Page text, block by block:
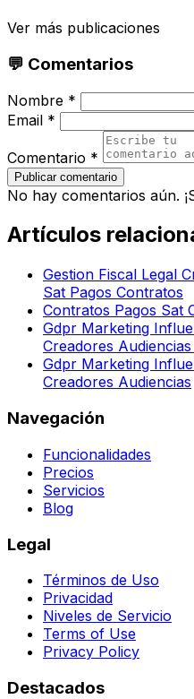
Ver más publicaciones
💬 Comentarios
Nombre *
Email *
Comentario *
Publicar comentario
No hay comentarios aún.
Artículos
Gestion Fiscal Legal
Sat Pagos Contratos
Contratos Pagos Sat
Gdpr Marketing
Creadores
Gdpr Marketing
Creadores Audiencias
Navegación
Funcionalidades
Precios
Servicios
Blog
Legal
Términos de Uso
Privacidad
Niveles de Servicio
Terms of Use
Privacy Policy
Destacados